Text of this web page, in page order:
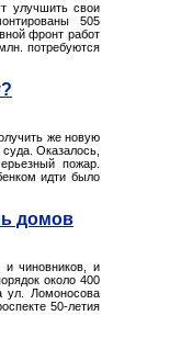
улучшить свои
505
фронт работ
потребуются
же новую
Оказалось,
пожар.
идти было
домов
и чиновников, и
около 400
ул. Ломоносова
50-летия